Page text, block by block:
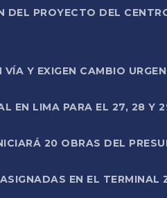
PROYECTO DEL
Y EXIGEN CAMBIO
EN LIMA PARA EL 27, 28 Y
20 OBRAS DEL
EN EL TERMINAL